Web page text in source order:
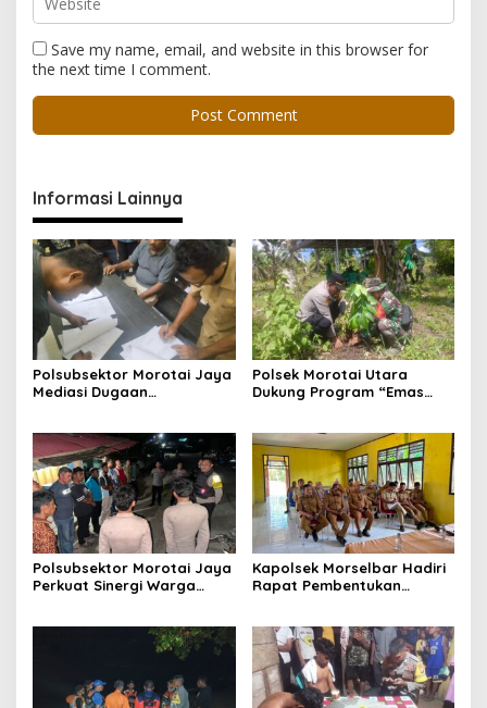
Save my name, email, and website in this browser for
the next time I comment.
Informasi Lainnya
Polsubsektor Morotai Jaya
Mediasi Dugaan
Persoalan Secara
Kekeluargaan
Polsek Morotai Utara
Dukung Program “Emas
dan Kelestarian Lingkungan
Polsubsektor Morotai Jaya
Perkuat Sinergi Warga
Gangguan Kamtibmas
Kapolsek Morselbar Hadiri
Rapat Pembentukan
Sinergi Lintas Sektor
Sukseskan Peringatan 17
Agustus 2026